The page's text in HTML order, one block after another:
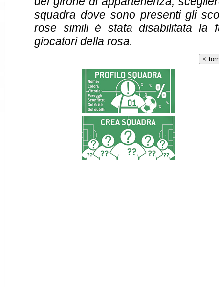
squadra dove sono presenti gli
rose simili è stata disabilitata la
giocatori della rosa.